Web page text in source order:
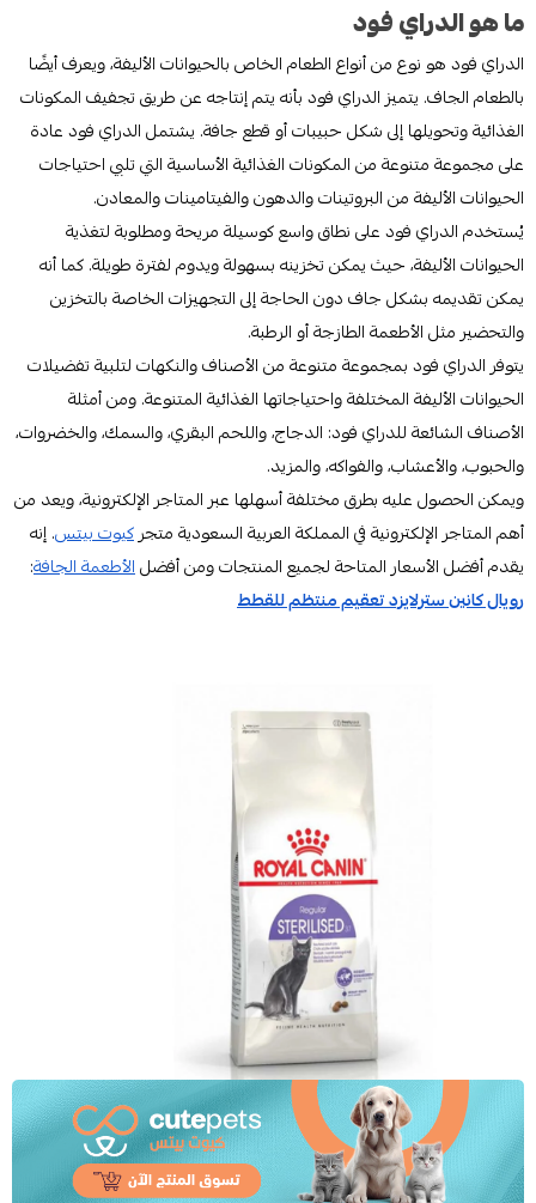
ما هو الدراي فود
الدراي فود هو نوع من أنواع الطعام الخاص بالحيوانات الأليفة، ويعرف أيضًا
بالطعام الجاف. يتميز الدراي فود بأنه يتم إنتاجه عن طريق تجفيف المكونات
الغذائية وتحويلها إلى شكل حبيبات أو قطع جافة. يشتمل الدراي فود عادة
على مجموعة متنوعة من المكونات الغذائية الأساسية التي تلبي احتياجات
الحيوانات الأليفة من البروتينات والدهون والفيتامينات والمعادن.
يُستخدم الدراي فود على نطاق واسع كوسيلة مريحة ومطلوبة لتغذية
الحيوانات الأليفة، حيث يمكن تخزينه بسهولة ويدوم لفترة طويلة. كما أنه
يمكن تقديمه بشكل جاف دون الحاجة إلى التجهيزات الخاصة بالتخزين
والتحضير مثل الأطعمة الطازجة أو الرطبة.
يتوفر الدراي فود بمجموعة متنوعة من الأصناف والنكهات لتلبية تفضيلات
الحيوانات الأليفة المختلفة واحتياجاتها الغذائية المتنوعة. ومن أمثلة
الأصناف الشائعة للدراي فود: الدجاج، واللحم البقري، والسمك، والخضروات،
والحبوب، والأعشاب، والفواكه، والمزيد.
ويمكن الحصول عليه بطرق مختلفة أسهلها عبر المتاجر الإلكترونية، ويعد من
أهم المتاجر الإلكترونية في المملكة العربية السعودية متجركيوت بيتس. إنه
يقدم أفضل الأسعار المتاحة لجميع المنتجات ومن أفضلالأطعمة الجافة:
رويال كانين سترلايزد تعقيم منتظم للقطط